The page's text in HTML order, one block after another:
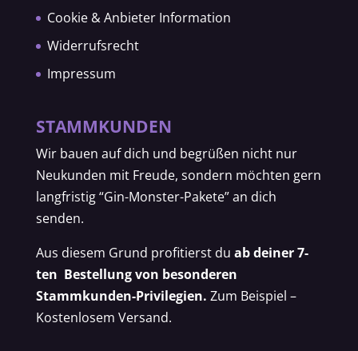
Cookie & Anbieter Information
Widerrufsrecht
Impressum
STAMMKUNDEN
Wir bauen auf dich und begrüßen nicht nur
Neukunden mit Freude, sondern möchten gern
langfristig “Gin-Monster-Pakete” an dich
senden.
Aus diesem Grund profitierst du ab deiner 7-
ten Bestellung von besonderen
Stammkunden-Privilegien. Zum Beispiel –
Kostenlosem Versand.